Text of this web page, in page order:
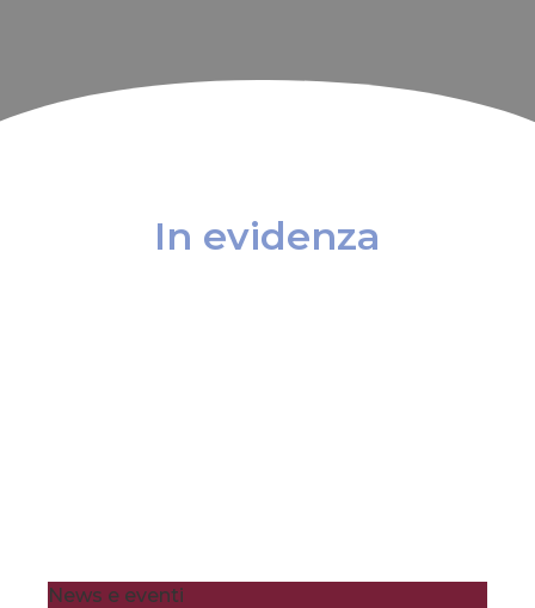
In evidenza
News e eventi